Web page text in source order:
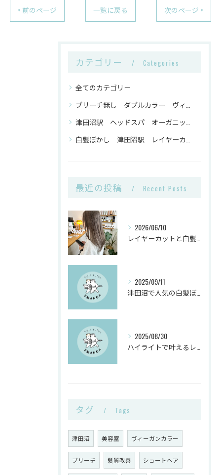
< 前のページ 一覧に戻る 次のページ >
カテゴリー Categories
全てのカテゴリー
ブリーチ無し ダブルカラー ヴィーガンカラー 津田沼駅
津田沼駅 ヘッドスパ オーガニックトリートメント ヴィーガンカラー
白髪ぼかし 津田沼駅 レイヤーカット
最近の投稿 Recent Posts
2026/06/10
2025/09/11
2025/08/30
タグ Tags
津田沼 美容室 ヴィーガンカラー
ブリーチ 髪質改善 ショートヘア